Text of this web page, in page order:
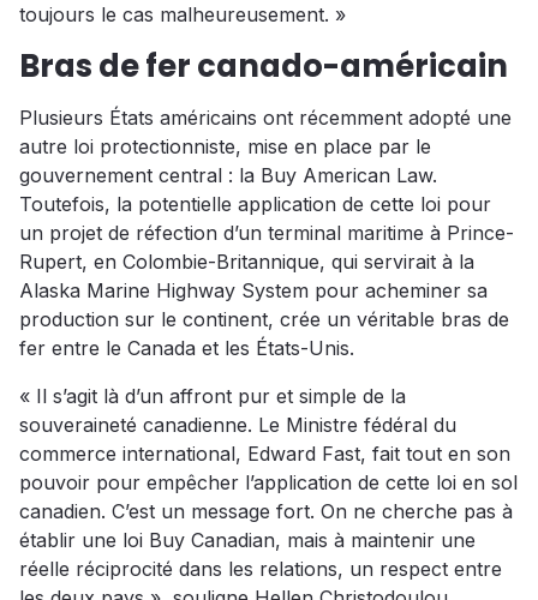
toujours le cas malheureusement. »
Bras de fer canado-américain
Plusieurs États américains ont récemment adopté une
autre loi protectionniste, mise en place par le
gouvernement central : la Buy American Law.
Toutefois, la potentielle application de cette loi pour
un projet de réfection d’un terminal maritime à Prince-
Rupert, en Colombie-Britannique, qui servirait à la
Alaska Marine Highway System pour acheminer sa
production sur le continent, crée un véritable bras de
fer entre le Canada et les États-Unis.
« Il s’agit là d’un affront pur et simple de la
souveraineté canadienne. Le Ministre fédéral du
commerce international, Edward Fast, fait tout en son
pouvoir pour empêcher l’application de cette loi en sol
canadien. C’est un message fort. On ne cherche pas à
établir une loi Buy Canadian, mais à maintenir une
réelle réciprocité dans les relations, un respect entre